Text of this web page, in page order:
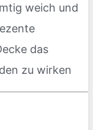
weich und
das
zu wirken